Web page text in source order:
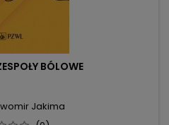
BÓLOWE
Jakima